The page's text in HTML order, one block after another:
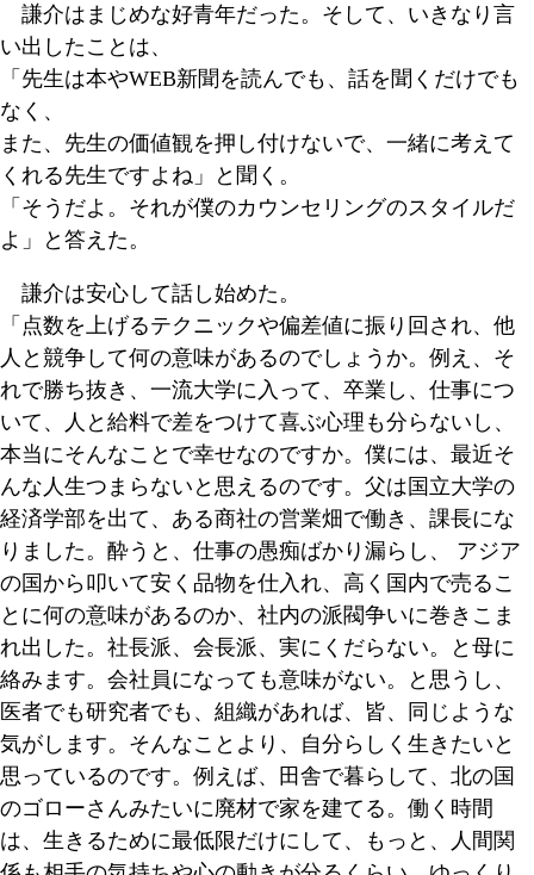
謙介はまじめな好青年だった。そして、いきなり言
い出したことは、
「先生は本やWEB新聞を読んでも、話を聞くだけでも
なく、
また、先生の価値観を押し付けないで、一緒に考えて
くれる先生ですよね」と聞く。
「そうだよ。それが僕のカウンセリングのスタイルだ
よ」と答えた。
謙介は安心して話し始めた。
「点数を上げるテクニックや偏差値に振り回され、他
人と競争して何の意味があるのでしょうか。例え、そ
れで勝ち抜き、一流大学に入って、卒業し、仕事につ
いて、人と給料で差をつけて喜ぶ心理も分らないし、
本当にそんなことで幸せなのですか。僕には、最近そ
んな人生つまらないと思えるのです。父は国立大学の
経済学部を出て、ある商社の営業畑で働き、課長にな
りました。酔うと、仕事の愚痴ばかり漏らし、 アジア
の国から叩いて安く品物を仕入れ、高く国内で売るこ
とに何の意味があるのか、社内の派閥争いに巻きこま
れ出した。社長派、会長派、実にくだらない。と母に
絡みます。会社員になっても意味がない。と思うし、
医者でも研究者でも、組織があれば、皆、同じような
気がします。そんなことより、自分らしく生きたいと
思っているのです。例えば、田舎で暮らして、北の国
のゴローさんみたいに廃材で家を建てる。働く時間
は、生きるために最低限だけにして、もっと、人間関